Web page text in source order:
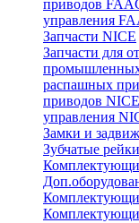
приводов
управления
Запчасти NICE
Запчасти для
распашных
приводов NICE
управления
Замки и
Зубчатые